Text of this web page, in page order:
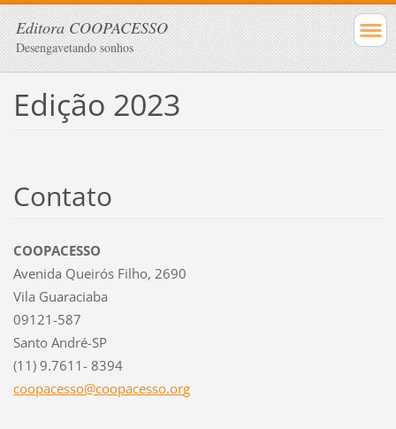
Editora COOPACESSO
Desengavetando sonhos
Edição 2023
Contato
COOPACESSO
Avenida Queirós Filho, 2690
Vila Guaraciaba
09121-587
Santo André-SP
(11) 9.7611- 8394
coopacesso@coopacesso.org